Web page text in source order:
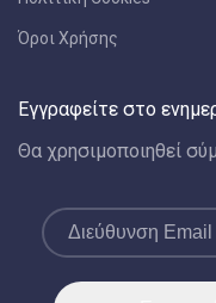
Όροι Χρήσης
Εγγραφείτε στο
Θα χρησιμοποιηθεί